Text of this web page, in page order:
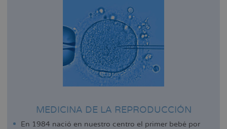
MEDICINA DE LA REPRODUCCIÓN
En 1984 nació en nuestro centro el primer bebé por